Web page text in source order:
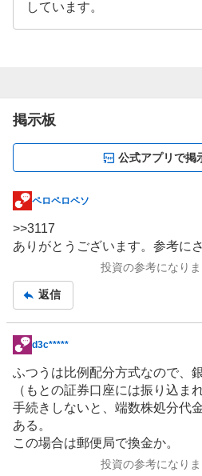
しています。
掲示板
公式アプリで掲
掲
示
板
事
ペロペロペソ
>>3117
ありがとうございます。参考に
投資の参考になりま
返信
掲
示
板
記
事
d3c*****
ふつうは比例配分方式なので、
（もとの証券口座には振り込ま
手続きしないと、端数株処分代
ある。
この場合は郵便局で換金か。
投資の参考になりま